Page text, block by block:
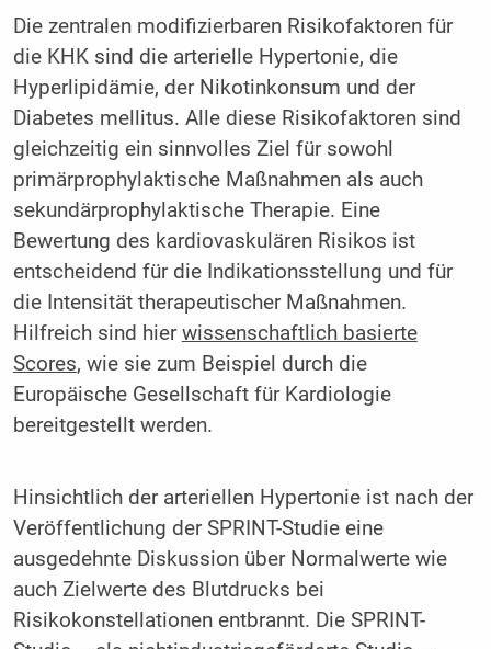
Die zentralen modifizierbaren Risikofaktoren für
die KHK sind die arterielle Hypertonie, die
Hyperlipidämie, der Nikotinkonsum und der
Diabetes mellitus. Alle diese Risikofaktoren sind
gleichzeitig ein sinnvolles Ziel für sowohl
primärprophylaktische Maßnahmen als auch
sekundärprophylaktische Therapie. Eine
Bewertung des kardiovaskulären Risikos ist
entscheidend für die Indikationsstellung und für
die Intensität therapeutischer Maßnahmen.
Hilfreich sind hierwissenschaftlich basierte
Scores, wie sie zum Beispiel durch die
Europäische Gesellschaft für Kardiologie
bereitgestellt werden.
Hinsichtlich der arteriellen Hypertonie ist nach der
Veröffentlichung der SPRINT-Studie eine
ausgedehnte Diskussion über Normalwerte wie
auch Zielwerte des Blutdrucks bei
Risikokonstellationen entbrannt. Die SPRINT-